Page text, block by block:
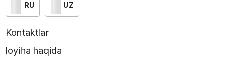
RU UZ
Kontaktlar
loyiha haqida